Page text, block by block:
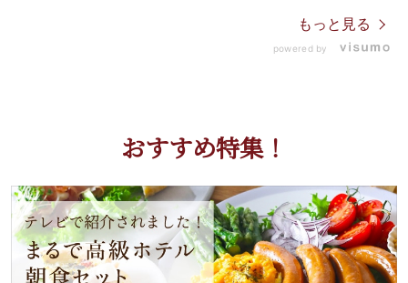
もっと見る
powered by
おすすめ特集！